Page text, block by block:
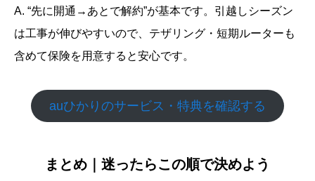
A. “先に開通→あとで解約”が基本です。引越しシーズン
は工事が伸びやすいので、テザリング・短期ルーターも
含めて保険を用意すると安心です。
auひかりのサービス・特典を確認する
まとめ｜迷ったらこの順で決めよう